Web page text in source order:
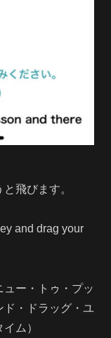
飛びます。
and drag your
ュー・トゥ・プッ
ド・ドラッグ・ユ
ム）